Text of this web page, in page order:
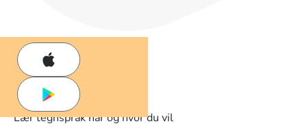
Lær tegnspråk når og hvor du vil